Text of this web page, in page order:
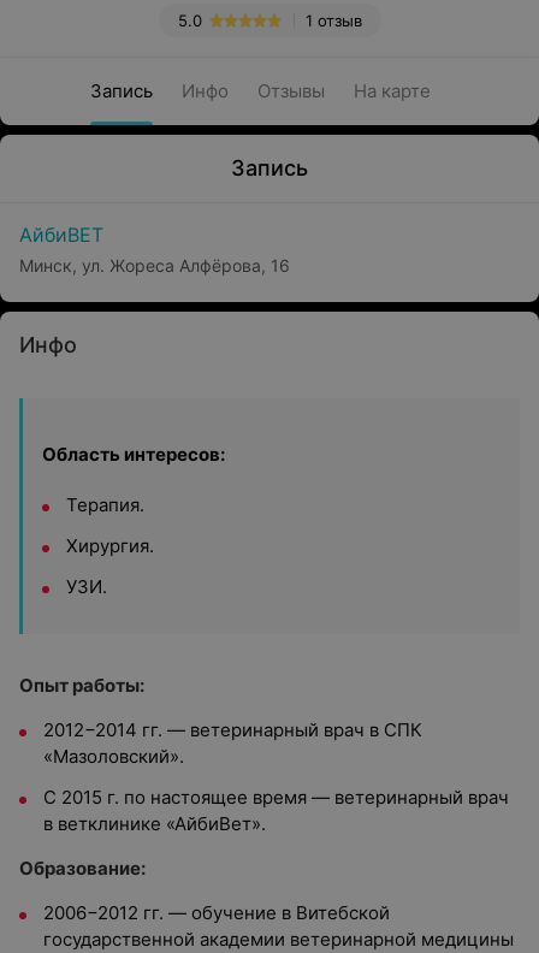
1 отзыв
5.0
Запись Инфо Отзывы На карте
Запись
АйбиВЕТ
Минск, ул. Жореса Алфёрова, 16
Инфо
Область интересов:
Терапия.
Хирургия.
УЗИ.
Опыт работы:
2012−2014 гг. — ветеринарный врач в СПК
«Мазоловский».
С 2015 г. по настоящее время — ветеринарный врач
в ветклинике «АйбиВет».
Образование:
2006−2012 гг. — обучение в Витебской
государственной академии ветеринарной медицины